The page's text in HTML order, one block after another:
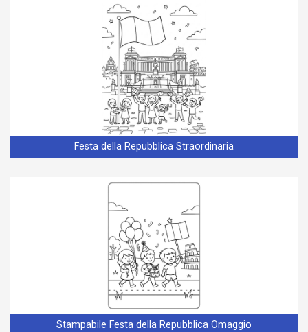
Festa della Repubblica Straordinaria
Stampabile Festa della Repubblica Omaggio